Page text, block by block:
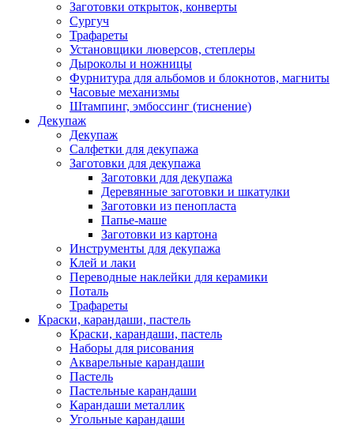
Заготовки открыток, конверты
Сургуч
Трафареты
Установщики люверсов, степлеры
Дыроколы и ножницы
Фурнитура для альбомов и блокнотов, магниты
Часовые механизмы
Штампинг, эмбоссинг (тиснение)
Декупаж
Декупаж
Салфетки для декупажа
Заготовки для декупажа
Заготовки для декупажа
Деревянные заготовки и шкатулки
Заготовки из пенопласта
Папье-маше
Заготовки из картона
Инструменты для декупажа
Клей и лаки
Переводные наклейки для керамики
Поталь
Трафареты
Краски, карандаши, пастель
Краски, карандаши, пастель
Наборы для рисования
Акварельные карандаши
Пастель
Пастельные карандаши
Карандаши металлик
Угольные карандаши